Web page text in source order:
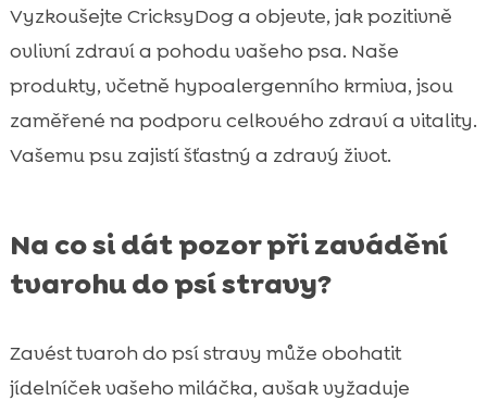
Vyzkoušejte CricksyDog a objevte, jak pozitivně
ovlivní zdraví a pohodu vašeho psa. Naše
produkty, včetně hypoalergenního krmiva, jsou
zaměřené na podporu celkového zdraví a vitality.
Vašemu psu zajistí šťastný a zdravý život.
Na co si dát pozor při zavádění
tvarohu do psí stravy?
Zavést tvaroh do psí stravy může obohatit
jídelníček vašeho miláčka, avšak vyžaduje